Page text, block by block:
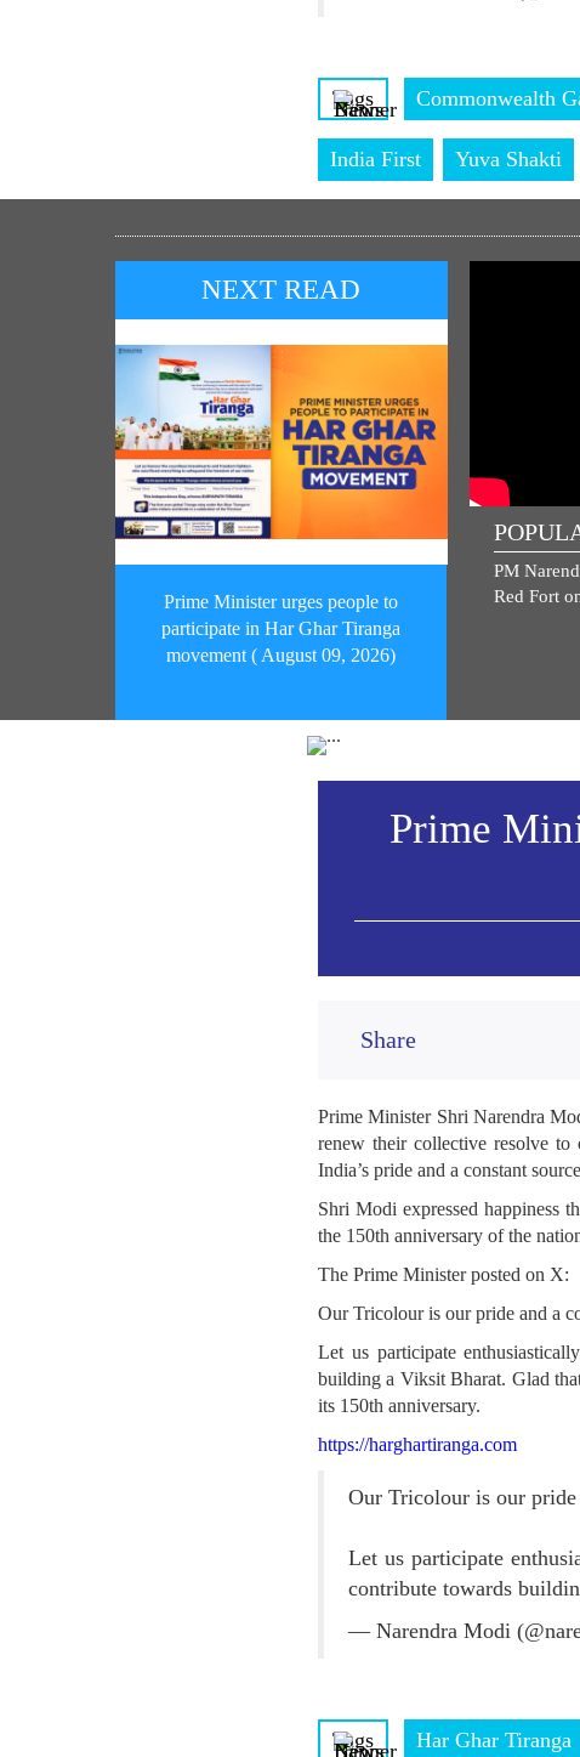
Tags Commonwealth
India First Yuva Shakti
NEXT READ
Prime Minister urges people to
participate in Har Ghar Tiranga
movement ( August 09, 2026)
PM
Red Fort
Prime
Share
Prime Minister Shri Narendra
renew their collective resolve
India’s pride and a constant
Shri Modi expressed happiness
the 150th anniversary of the
The Prime Minister posted on X:
Our Tricolour is our pride and a
Let us participate
building a Viksit Bharat. Glad
its 150th anniversary.
https://harghartiranga.com
Our Tricolour is our
Let us participate
contribute towards
— Narendra Modi
Tags Har Ghar Tiranga